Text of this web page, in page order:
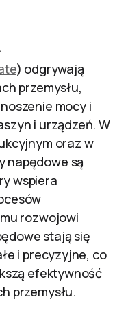
) odgrywają
przemysłu,
mocy i
i urządzeń. W
oraz w
napędowe są
wspiera
rozwojowi
stają się
i precyzyjne, co
efektywność
przemysłu.